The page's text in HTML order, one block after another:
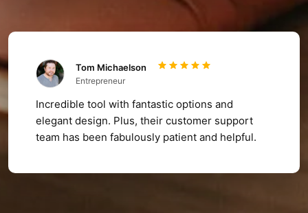
Tom Michaelson
Entrepreneur
Incredible tool with fantastic options and
elegant design. Plus, their customer support
team has been fabulously patient and helpful.